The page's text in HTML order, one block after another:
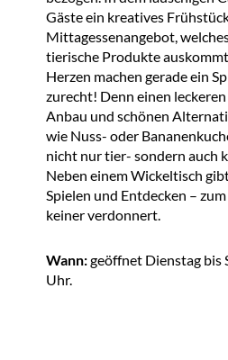
Gäste ein kreatives
Mittagessenangebot,
tierische Produkte
Herzen machen gerade ein
zurecht! Denn einen
Anbau und schönen
wie Nuss- oder
nicht nur tier- sondern auch
Neben einem Wickeltisch
Spielen und Entdecken –
keiner verdonnert.
Wann:geöffnet Dienstag bis
Uhr.